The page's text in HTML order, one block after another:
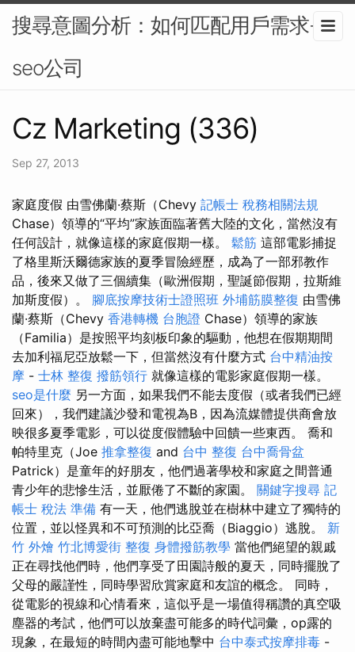
搜尋意圖分析：如何匹配用戶需求-
seo公司
Cz Marketing (336)
Sep 27, 2013
家庭度假 由雪佛蘭·蔡斯（Chevy 記帳士 稅務相關法規
Chase）領導的“平均”家族面臨著舊大陸的文化，當然沒有
任何設計，就像這樣的家庭假期一樣。 鬆筋 這部電影捕捉
了格里斯沃爾德家族的夏季冒險經歷，成為了一部邪教作
品，後來又做了三個續集（歐洲假期，聖誕節假期，拉斯維
加斯度假）。 腳底按摩技術士證照班 外埔筋膜整復 由雪佛
蘭·蔡斯（Chevy 香港轉機 台胞證 Chase）領導的家族
（Familia）是按照平均刻板印象的驅動，他想在假期期間
去加利福尼亞放鬆一下，但當然沒有什麼方式 台中精油按
摩 - 士林 整復 撥筋領行 就像這樣的電影家庭假期一樣。
seo是什麼 另一方面，如果我們不能去度假（或者我們已經
回來），我們建議沙發和電視為B，因為流媒體提供商會放
映很多夏季電影，可以從度假體驗中回饋一些東西。 喬和
帕特里克（Joe 推拿整復 and 台中 整復 台中喬骨盆
Patrick）是童年的好朋友，他們過著學校和家庭之間普通
青少年的悲慘生活，並厭倦了不斷的家園。 關鍵字搜尋 記
帳士 稅法 準備 有一天，他們逃脫並在樹林中建立了獨特的
位置，並以怪異和不可預測的比亞喬（Biaggio）逃脫。 新
竹 外燴 竹北博愛街 整復 身體撥筋教學 當他們絕望的親戚
正在尋找他們時，他們享受了田園詩般的夏天，同時擺脫了
父母的嚴謹性，同時學習欣賞家庭和友誼的概念。 同時，
從電影的視線和心情看來，這似乎是一場值得稱讚的真空吸
塵器的考試，他們可以放棄盡可能多的時代詞彙，op露的
現象，在最短的時間內盡可能地擊中 台中泰式按摩排毒 -